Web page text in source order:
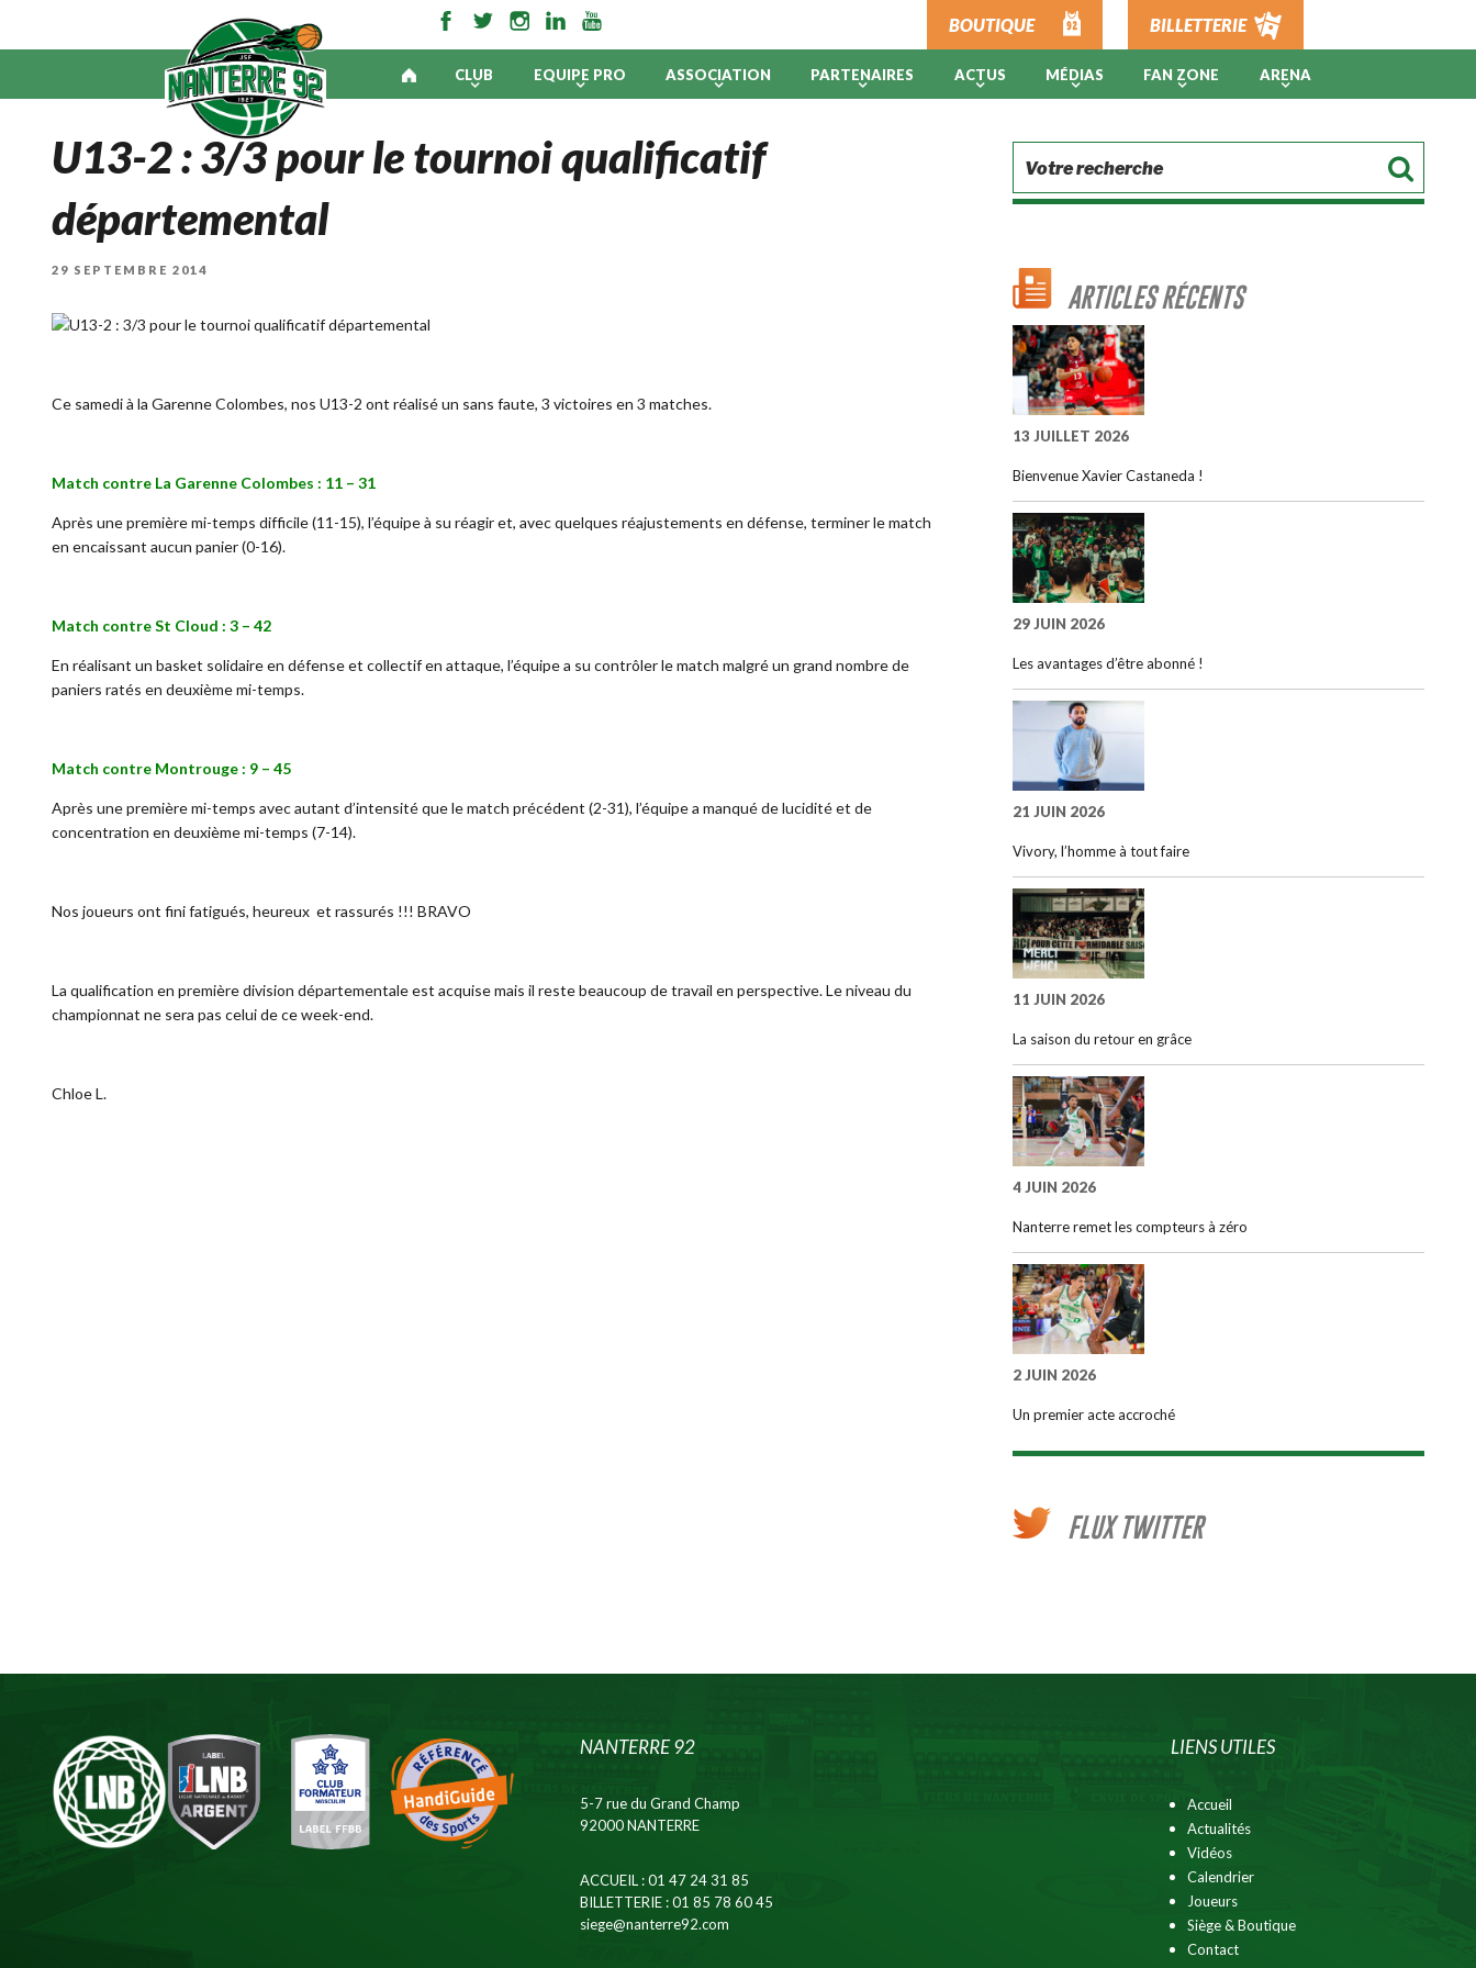
BOUTIQUE BILLETTERIE
CLUB EQUIPE PRO ASSOCIATION PARTENAIRES ACTUS MÉDIAS FAN ZONE ARENA
U13-2 : 3/3 pour le tournoi qualificatif
départemental
PUBLIÉ
29 SEPTEMBRE 2014
Ce samedi à la Garenne Colombes, nos U13-2 ont réalisé un sans faute, 3 victoires en 3 matches.
Match contre La Garenne Colombes : 11 – 31
Après une première mi-temps difficile (11-15), l’équipe à su réagir et, avec quelques réajustements en défense, terminer le match
en encaissant aucun panier (0-16).
Match contre St Cloud : 3 – 42
En réalisant un basket solidaire en défense et collectif en attaque, l’équipe a su contrôler le match malgré un grand nombre de
paniers ratés en deuxième mi-temps.
Match contre Montrouge : 9 – 45
Après une première mi-temps avec autant d’intensité que le match précédent (2-31), l’équipe a manqué de lucidité et de
concentration en deuxième mi-temps (7-14).
Nos joueurs ont fini fatigués, heureux et rassurés !!! BRAVO
La qualification en première division départementale est acquise mais il reste beaucoup de travail en perspective. Le niveau du
championnat ne sera pas celui de ce week-end.
Chloe L.
ARTICLES RÉCENTS
13 JUILLET 2026
Bienvenue Xavier Castaneda !
29 JUIN 2026
Les avantages d’être abonné !
21 JUIN 2026
Vivory, l’homme à tout faire
11 JUIN 2026
La saison du retour en grâce
4 JUIN 2026
Nanterre remet les compteurs à zéro
2 JUIN 2026
Un premier acte accroché
FLUX TWITTER
NANTERRE 92
5-7 rue du Grand Champ
92000 NANTERRE
ACCUEIL : 01 47 24 31 85
BILLETTERIE : 01 85 78 60 45
siege@nanterre92.com
LIENS UTILES
Accueil
Actualités
Vidéos
Calendrier
Joueurs
Siège & Boutique
Contact